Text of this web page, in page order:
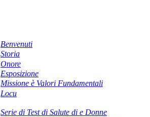
Benvenuti
Storia
Onore
Esposizione
Missione è Valori Fundamentali
Locu
Serie di Test di Salute di e Donne